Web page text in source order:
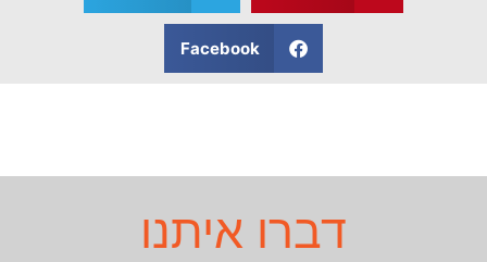
Facebook
דברו איתנו